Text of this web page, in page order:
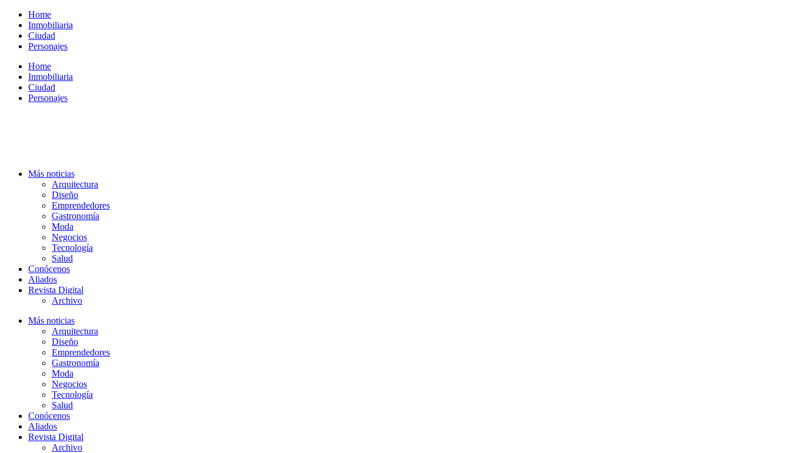
contenido
Home
Inmobiliaria
Ciudad
Personajes
Home
Inmobiliaria
Ciudad
Personajes
Más noticias
Arquitectura
Diseño
Emprendedores
Gastronomía
Moda
Negocios
Tecnología
Salud
Conócenos
Aliados
Revista Digital
Archivo
Más noticias
Arquitectura
Diseño
Emprendedores
Gastronomía
Moda
Negocios
Tecnología
Salud
Conócenos
Aliados
Revista Digital
Archivo